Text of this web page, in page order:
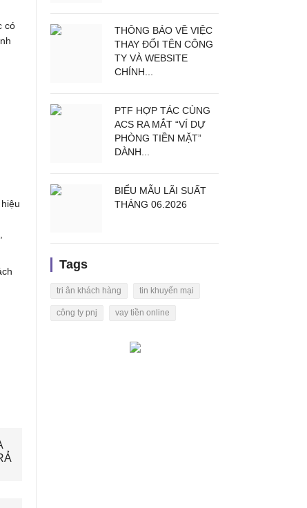
có
THÔNG BÁO VỀ VIỆC
THAY ĐỔI TÊN CÔNG
TY VÀ WEBSITE
CHÍNH...
PTF HỢP TÁC CÙNG
ACS RA MẮT “VÍ DỰ
PHÒNG TIỀN MẶT”
DÀNH...
BIỂU MẪU LÃI SUẤT
THÁNG 06.2026
Tags
tri ân khách hàng tin khuyến mại
công ty pnj vay tiền online